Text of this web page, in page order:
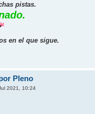
pistas.
en el que sigue.
Pleno
2021, 10:24